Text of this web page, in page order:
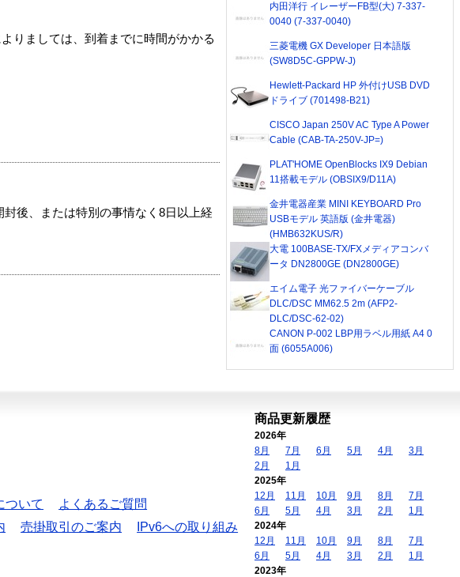
りましては、到着までに時間がかかる
後、または特別の事情なく8日以上経
内田洋行 イレーザーFB型(大) 7-337-
0040 (7-337-0040)
三菱電機 GX Developer 日本語版
(SW8D5C-GPPW-J)
Hewlett-Packard HP 外付けUSB DVD
ドライブ (701498-B21)
CISCO Japan 250V AC Type A Power
Cable (CAB-TA-250V-JP=)
PLAT'HOME OpenBlocks IX9 Debian
11搭載モデル (OBSIX9/D11A)
金井電器産業 MINI KEYBOARD Pro
USBモデル 英語版 (金井電器)
(HMB632KUS/R)
大電 100BASE-TX/FXメディアコンバ
ータ DN2800GE (DN2800GE)
エイム電子 光ファイバーケーブル
DLC/DSC MM62.5 2m (AFP2-
DLC/DSC-62-02)
CANON P-002 LBP用ラベル用紙 A4 0
面 (6055A006)
ついて
よくあるご質問
売掛取引のご案内
IPv6への取り組み
商品更新履歴
2026年
8月
7月 6月 5月 4月
3月
2月
1月
2025年
12月
11月 10月 9月 8月
7月
6月
5月 4月 3月 2月
1月
2024年
12月
11月 10月 9月 8月
7月
6月
5月 4月 3月 2月
1月
2023年